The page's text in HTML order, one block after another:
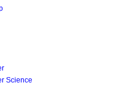
Science